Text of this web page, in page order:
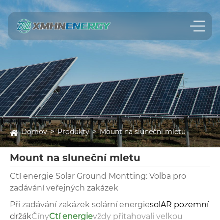
Domov Produkty Mount na sluneční mletu
Mount na sluneční mletu
Ctí energie Solar Ground Montting: Volba pro
zadávání veřejných zakázek
Při zadávání zakázek solární energiesol AR pozemní
držákČínyCtí energievždy přitahovali velkou